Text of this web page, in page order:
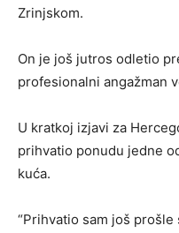
Zrinjskom.
On je još jutros odletio
profesionalni angažman
U kratkoj izjavi za
prihvatio ponudu jedne
kuća.
“Prihvatio sam još